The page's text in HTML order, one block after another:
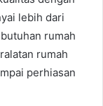
lebih dari
rumah
rumah
perhiasan